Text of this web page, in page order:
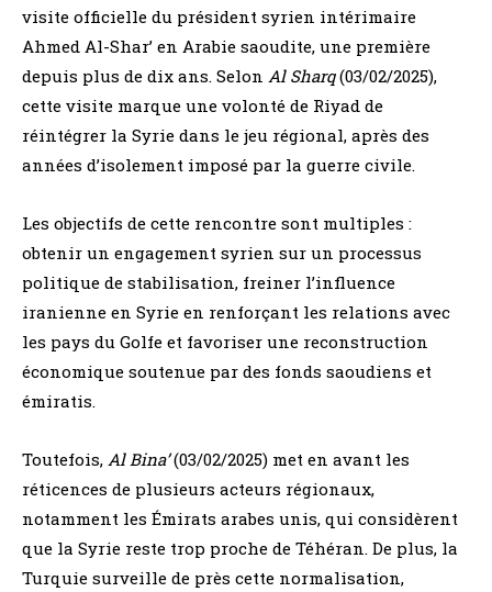
visite officielle du président syrien intérimaire
Ahmed Al-Shar’ en Arabie saoudite, une première
depuis plus de dix ans. Selon Al Sharq(03/02/2025),
cette visite marque une volonté de Riyad de
réintégrer la Syrie dans le jeu régional, après des
années d’isolement imposé par la guerre civile.
Les objectifs de cette rencontre sont multiples :
obtenir un engagement syrien sur un processus
politique de stabilisation, freiner l’influence
iranienne en Syrie en renforçant les relations avec
les pays du Golfe et favoriser une reconstruction
économique soutenue par des fonds saoudiens et
émiratis.
Toutefois, Al Bina’(03/02/2025) met en avant les
réticences de plusieurs acteurs régionaux,
notamment les Émirats arabes unis, qui considèrent
que la Syrie reste trop proche de Téhéran. De plus, la
Turquie surveille de près cette normalisation,